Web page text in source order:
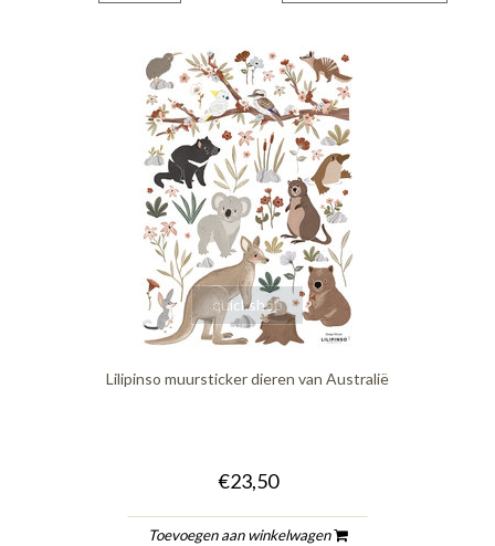
quickshop
Lilipinso muursticker dieren van Australië
€23,50
Toevoegen aan winkelwagen